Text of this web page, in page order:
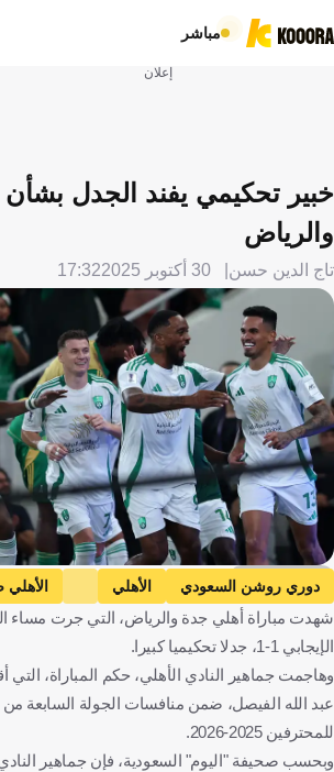
مباشر
إعلان
خبير تحكيمي يفند الجدل بشأن
والرياض
تاج الدين حسن 30 أكتوبر 2025 17:32
دوري روشن السعودي الأهلي
الرياض
ماتياس يايسله
المملكة
كرة قدم
شهدت مباراة أهلي جدة والرياض، التي جرت مساء
الإيجابي 1-1، جدلا تحكيميا كبيرا.
وهاجمت جماهير النادي الأهلي، حكم المباراة، التي
عبد الله الفيصل، ضمن منافسات الجولة السابعة
للمحترفين 2025-2026.
وبحسب صحيفة "اليوم" السعودية، فإن جماهير